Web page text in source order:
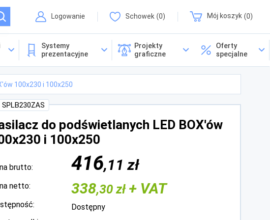
Logowanie Schowek 0 Mój koszyk 0
Systemy
prezentacyjne
Projekty
graficzne
Oferty
specjalne
100x230 i 100x250
do podświetlanych LED BOX'ów
i 100x250
SPLB230ZAS
brutto: 416,11 zł
netto: 338,30 zł+ VAT
Dostępny